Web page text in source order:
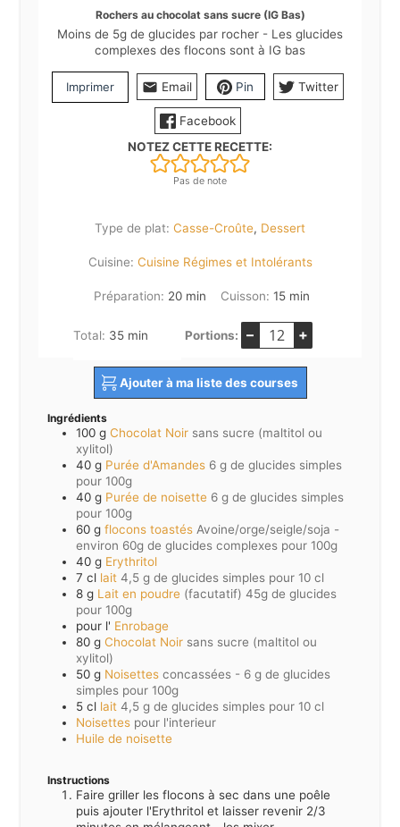
Rochers au chocolat sans sucre (IG Bas)
Moins de 5g de glucides par rocher - Les glucides
complexes des flocons sont à IG bas
Imprimer Email Pin Twitter
Facebook
NOTEZ CETTE RECETTE:
Pas de note
Type de plat: Casse-Croûte, Dessert
Cuisine: Cuisine Régimes et Intolérants
Préparation: 20minutes
min Cuisson: 15minutes
min
Total: 35minutes
min Portions: – +
Ajouter à ma liste des courses
Ingrédients
100 g Chocolat Noir sans sucre (maltitol ou
xylitol)
40 g Purée d'Amandes 6 g de glucides simples
pour 100g
40 g Purée de noisette 6 g de glucides simples
pour 100g
60 g flocons toastés Avoine/orge/seigle/soja -
environ 60g de glucides complexes pour 100g
40 g Erythritol
7 cl lait 4,5 g de glucides simples pour 10 cl
8 g Lait en poudre (facutatif) 45g de glucides
pour 100g
pour l' Enrobage
80 g Chocolat Noir sans sucre (maltitol ou
xylitol)
50 g Noisettes concassées - 6 g de glucides
simples pour 100g
5 cl lait 4,5 g de glucides simples pour 10 cl
Noisettes pour l'interieur
Huile de noisette
Instructions
Faire griller les flocons à sec dans une poêle
puis ajouter l'Erythritol et laisser revenir 2/3